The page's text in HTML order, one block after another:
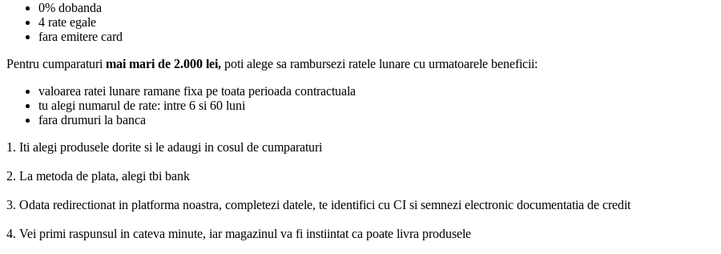
0% dobanda
4 rate egale
fara emitere card
Pentru cumparaturi mai mari de 2.000 lei, poti alege sa rambursezi ratele lunare cu urmatoarele beneficii:
valoarea ratei lunare ramane fixa pe toata perioada contractuala
tu alegi numarul de rate: intre 6 si 60 luni
fara drumuri la banca
1. Iti alegi produsele dorite si le adaugi in cosul de cumparaturi
2. La metoda de plata, alegi tbi bank
3. Odata redirectionat in platforma noastra, completezi datele, te identifici cu CI si semnezi electronic documentatia de credit
4. Vei primi raspunsul in cateva minute, iar magazinul va fi instiintat ca poate livra produsele